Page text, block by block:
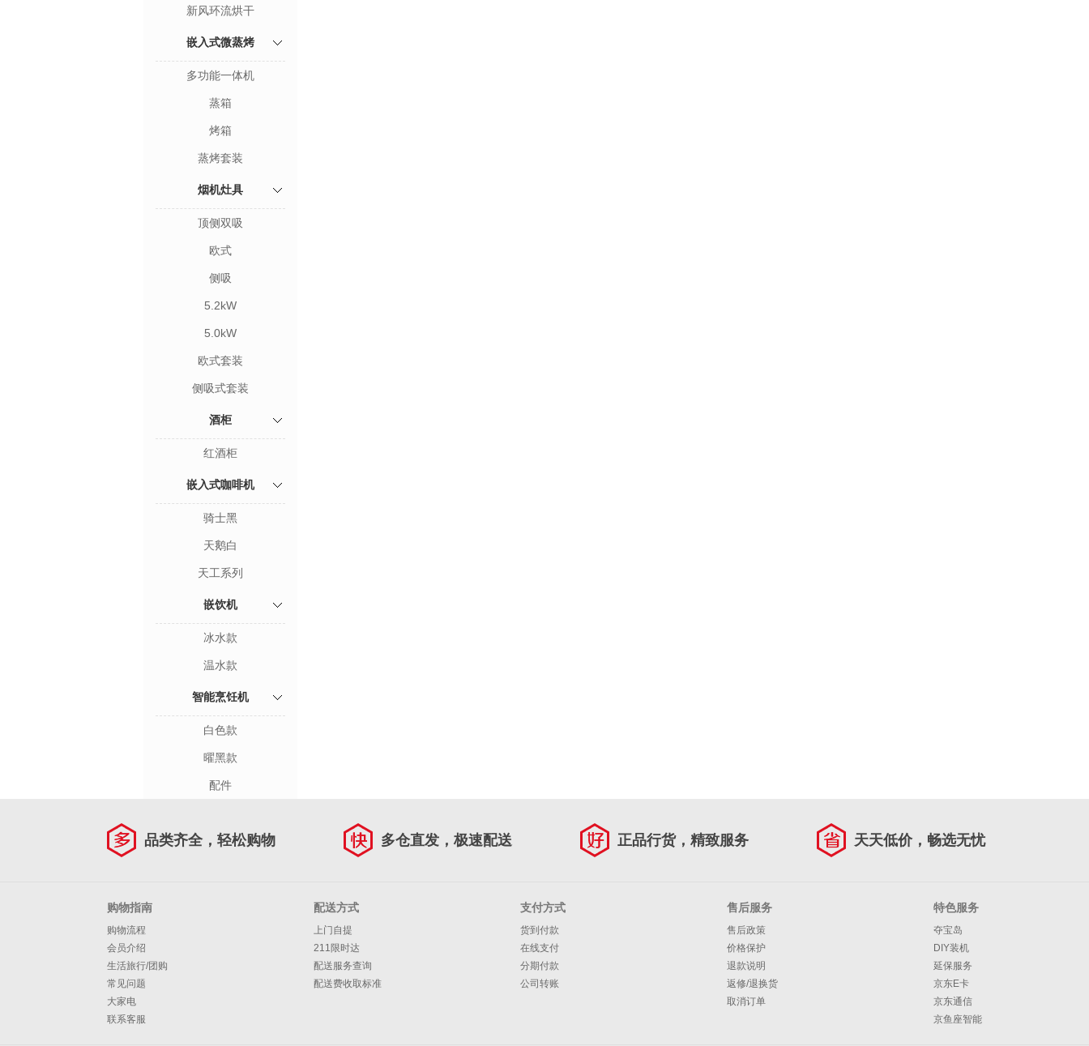
新风环流烘干
嵌入式微蒸烤
多功能一体机
蒸箱
烤箱
蒸烤套装
烟机灶具
顶侧双吸
欧式
侧吸
5.2kW
5.0kW
欧式套装
侧吸式套装
酒柜
红酒柜
嵌入式咖啡机
骑士黑
天鹅白
天工系列
嵌饮机
冰水款
温水款
智能烹饪机
白色款
曜黑款
配件
品类齐全，轻松购物 多仓直发，极速配送 正品行货，精致服务 天天低价，畅选无忧
购物指南
购物流程
会员介绍
生活旅行/团购
常见问题
大家电
联系客服
配送方式
上门自提
211限时达
配送服务查询
配送费收取标准
支付方式
货到付款
在线支付
分期付款
公司转账
售后服务
售后政策
价格保护
退款说明
返修/退换货
取消订单
特色服务
夺宝岛
DIY装机
延保服务
京东E卡
京东通信
京鱼座智能